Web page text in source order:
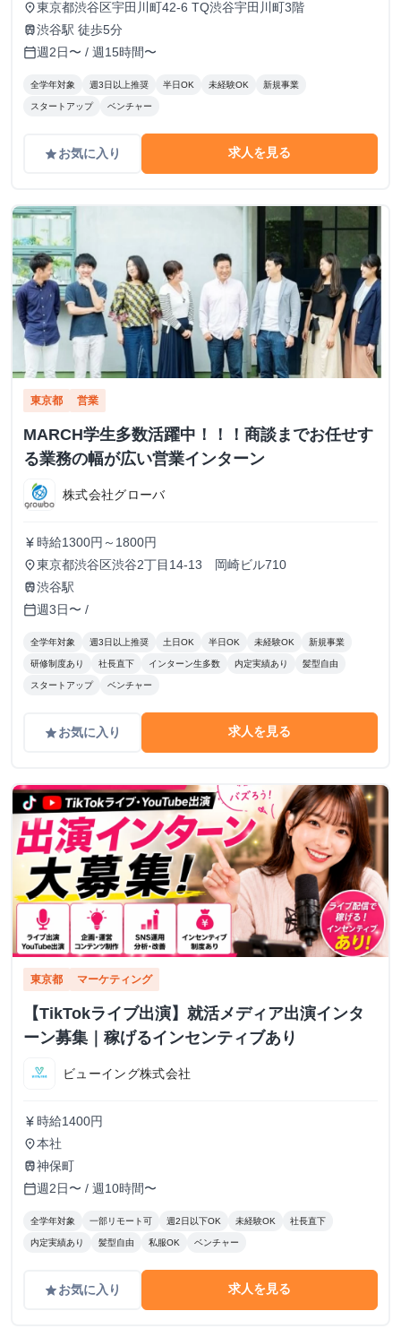
place東京都渋谷区宇田川町42-6 TQ渋谷宇田川町3階
train渋谷駅 徒歩5分
calendar_today週2日〜 / 週15時間〜
全学年対象 週3日以上推奨 半日OK 未経験OK 新規事業
スタートアップ ベンチャー
gradeお気に入り 求人を見る
東京都 営業
MARCH学生多数活躍中！！！商談までお任せす
る業務の幅が広い営業インターン
株式会社グローバ
currency_yen 時給1300円～1800円
place東京都渋谷区渋谷2丁目14-13 岡崎ビル710
train渋谷駅
calendar_today週3日〜 /
全学年対象 週3日以上推奨 土日OK 半日OK 未経験OK 新規事業
研修制度あり 社長直下 インターン生多数 内定実績あり 髪型自由
スタートアップ ベンチャー
gradeお気に入り 求人を見る
東京都 マーケティング
【TikTokライブ出演】就活メディア出演インタ
ーン募集｜稼げるインセンティブあり
ビューイング株式会社
currency_yen 時給1400円
place本社
train神保町
calendar_today週2日〜 / 週10時間〜
全学年対象 一部リモート可 週2日以下OK 未経験OK 社長直下
内定実績あり 髪型自由 私服OK ベンチャー
gradeお気に入り 求人を見る